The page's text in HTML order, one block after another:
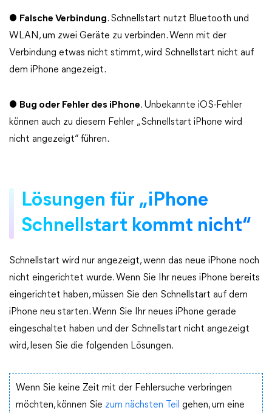
● Falsche Verbindung. Schnellstart nutzt Bluetooth und
WLAN, um zwei Geräte zu verbinden. Wenn mit der
Verbindung etwas nicht stimmt, wird Schnellstart nicht auf
dem iPhone angezeigt.
● Bug oder Fehler des iPhone. Unbekannte iOS-Fehler
können auch zu diesem Fehler „Schnellstart iPhone wird
nicht angezeigt“ führen.
Lösungen für „iPhone
Schnellstart kommt nicht“
Schnellstart wird nur angezeigt, wenn das neue iPhone noch
nicht eingerichtet wurde. Wenn Sie Ihr neues iPhone bereits
eingerichtet haben, müssen Sie den Schnellstart auf dem
iPhone neu starten. Wenn Sie Ihr neues iPhone gerade
eingeschaltet haben und der Schnellstart nicht angezeigt
wird, lesen Sie die folgenden Lösungen.
Wenn Sie keine Zeit mit der Fehlersuche verbringen
möchten, können Sie zum nächsten Teil gehen, um eine